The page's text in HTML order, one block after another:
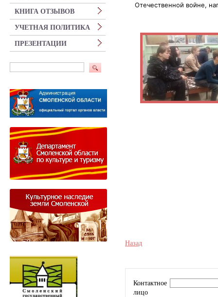
Отечественной войне,
Назад
Контактное
лицо
КНИГА ОТЗЫВОВ
УЧЕТНАЯ ПОЛИТИКА
ПРЕЗЕНТАЦИИ